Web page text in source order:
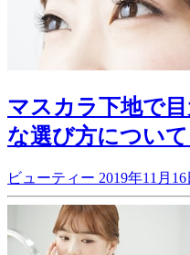
マスカラ下地で
な選び方につい
ビューティー 2019年11月16